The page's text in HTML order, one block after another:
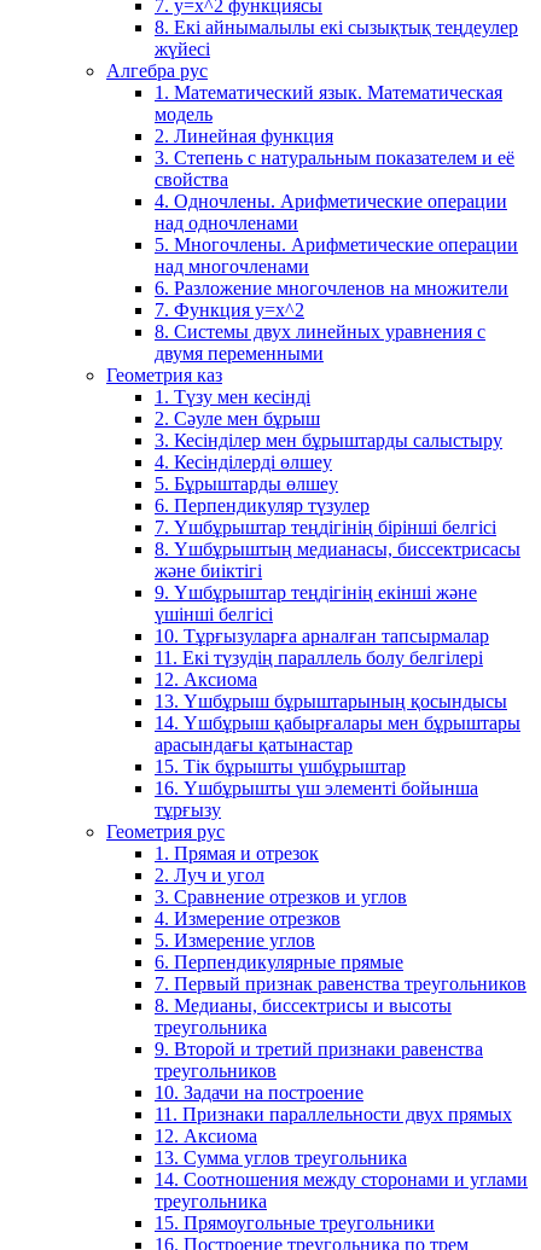
7. у=х^2 функциясы
8. Екі айнымалылы екі сызықтық теңдеулер
жүйесі
Алгебра рус
1. Математический язык. Математическая
модель
2. Линейная функция
3. Степень с натуральным показателем и её
свойства
4. Одночлены. Арифметические операции
над одночленами
5. Многочлены. Арифметические операции
над многочленами
6. Разложение многочленов на множители
7. Функция y=x^2
8. Системы двух линейных уравнения с
двумя переменными
Геометрия каз
1. Түзу мен кесінді
2. Сәуле мен бұрыш
3. Кесінділер мен бұрыштарды салыстыру
4. Кесінділерді өлшеу
5. Бұрыштарды өлшеу
6. Перпендикуляр түзулер
7. Үшбұрыштар теңдігінің бірінші белгісі
8. Үшбұрыштың медианасы, биссектрисасы
және биіктігі
9. Үшбұрыштар теңдігінің екінші және
үшінші белгісі
10. Тұрғызуларға арналған тапсырмалар
11. Екі түзудің параллель болу белгілері
12. Аксиома
13. Үшбұрыш бұрыштарының қосындысы
14. Үшбұрыш қабырғалары мен бұрыштары
арасындағы қатынастар
15. Тік бұрышты үшбұрыштар
16. Үшбұрышты үш элементі бойынша
тұрғызу
Геометрия рус
1. Прямая и отрезок
2. Луч и угол
3. Сравнение отрезков и углов
4. Измерение отрезков
5. Измерение углов
6. Перпендикулярные прямые
7. Первый признак равенства треугольников
8. Медианы, биссектрисы и высоты
треугольника
9. Второй и третий признаки равенства
треугольников
10. Задачи на построение
11. Признаки параллельности двух прямых
12. Аксиома
13. Сумма углов треугольника
14. Соотношения между сторонами и углами
треугольника
15. Прямоугольные треугольники
16. Построение треугольника по трем